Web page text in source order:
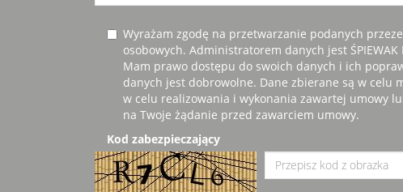
Wyrażam zgodę na przetwarzanie podanych
osobowych. Administratorem danych jest ŚPIEWAK
Mam prawo dostępu do swoich danych i ich
danych jest dobrowolne. Dane zbierane są w celu
w celu realizowania i wykonania zawartej umowy
na Twoje żądanie przed zawarciem umowy.
Kod zabezpieczający